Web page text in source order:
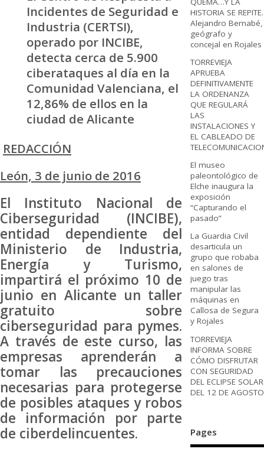
Incidentes de Seguridad e
Industria (CERTSI),
operado por INCIBE,
detecta cerca de 5.900
ciberataques al día en la
Comunidad Valenciana, el
12,86% de ellos en la
ciudad de Alicante
REDACCIÓN
León, 3 de junio de 2016
El Instituto Nacional de
Ciberseguridad (INCIBE),
entidad dependiente del
Ministerio de Industria,
Energía y Turismo,
impartirá el próximo 10 de
junio en Alicante un taller
gratuito sobre
ciberseguridad para pymes.
A través de este curso, las
empresas aprenderán a
tomar las precauciones
necesarias para protegerse
de posibles ataques y robos
de información por parte
de ciberdelincuentes.
HISTORIA SE REPITE.
Alejandro Bernabé,
geógrafo y
concejal en Rojales
TORREVIEJA
APRUEBA
DEFINITIVAMENTE
LA ORDENANZA
QUE REGULARÁ
LAS
INSTALACIONES Y
EL CABLEADO DE
El museo
paleontológico de
Elche inaugura la
exposición
“Capturando el
pasado”
La Guardia Civil
desarticula un
grupo que robaba
en salones de
juego tras
manipular las
máquinas en
Callosa de Segura
y Rojales
TORREVIEJA
INFORMA SOBRE
CÓMO DISFRUTAR
CON SEGURIDAD
DEL ECLIPSE SOLAR
DEL 12 DE AGOSTO
Pages